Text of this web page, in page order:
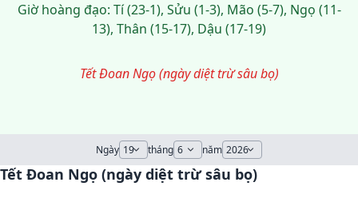
Giờ hoàng đạo: Tí (23-1), Sửu (1-3), Mão (5-7), Ngọ (11-
13), Thân (15-17), Dậu (17-19)
Tết Đoan Ngọ (ngày diệt trừ sâu bọ)
Ngày tháng năm
Tết Đoan Ngọ (ngày diệt trừ sâu bọ)